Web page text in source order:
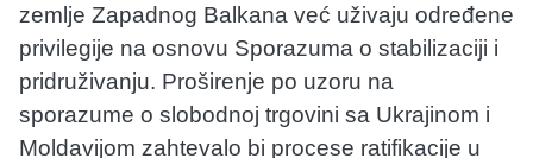
zemlje Zapadnog Balkana već uživaju određene
privilegije na osnovu Sporazuma o stabilizaciji i
pridruživanju. Proširenje po uzoru na
sporazume o slobodnoj trgovini sa Ukrajinom i
Moldavijom zahtevalo bi procese ratifikacije u